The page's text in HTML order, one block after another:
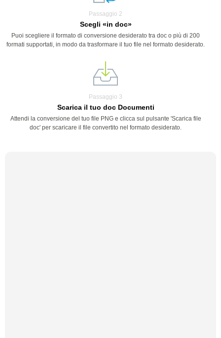
Passaggio 2
Scegli «in doc»
Puoi scegliere il formato di conversione desiderato tra doc o più di 200
formati supportati, in modo da trasformare il tuo file nel formato desiderato.
Passaggio 3
Scarica il tuo doc Documenti
Attendi la conversione del tuo file PNG e clicca sul pulsante 'Scarica file
doc' per scaricare il file convertito nel formato desiderato.